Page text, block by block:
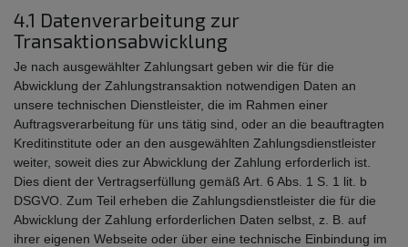
4.1 Datenverarbeitung zur
Transaktionsabwicklung
Je nach ausgewählter Zahlungsart geben wir die für die
Abwicklung der Zahlungstransaktion notwendigen Daten an
unsere technischen Dienstleister, die im Rahmen einer
Auftragsverarbeitung für uns tätig sind, oder an die beauftragten
Kreditinstitute oder an den ausgewählten Zahlungsdienstleister
weiter, soweit dies zur Abwicklung der Zahlung erforderlich ist.
Dies dient der Vertragserfüllung gemäß Art. 6 Abs. 1 S. 1 lit. b
DSGVO. Zum Teil erheben die Zahlungsdienstleister die für die
Abwicklung der Zahlung erforderlichen Daten selbst, z. B. auf
ihrer eigenen Webseite oder über eine technische Einbindung im